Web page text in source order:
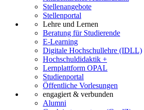
Stellenangebote
Stellenportal
Lehre und Lernen
Beratung für Studierende
E-Learning
Digitale Hochschullehre (IDLL)
Hochschuldidaktik +
Lernplattform OPAL
Studienportal
Öffentliche Vorlesungen
engagiert & verbunden
Alumni